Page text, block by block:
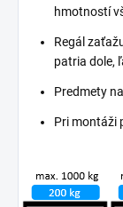
hmotností
Regál
patria dole,
Predmety
Pri montáži